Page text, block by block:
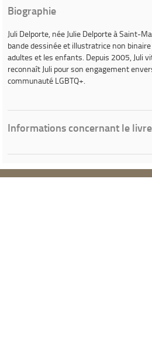
Biographie
Juli Delporte, née Julie Delporte à Saint-
bande dessinée et illustratrice non
adultes et les enfants. Depuis 2005, Juli
reconnaît Juli pour son engagement
communauté LGBTQ+.
Informations concernant le livre